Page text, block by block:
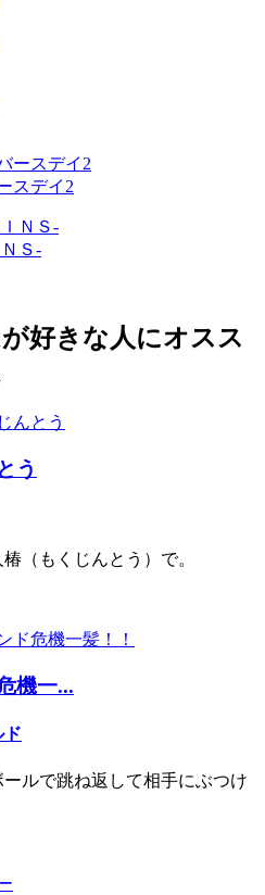
スデイ2
Ｓ-
好きな人にオスス
う
（もくじんとう）で。
機一...
ルで跳ね返して相手にぶつけ